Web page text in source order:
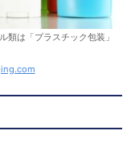
類は「プラスチック包装」